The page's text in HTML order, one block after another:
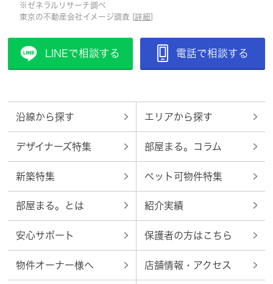
※ゼネラルリサーチ調べ
東京の不動産会社イメージ調査 [詳細]
LINEで相談する 電話で相談する
沿線から探す エリアから探す
デザイナーズ特集 部屋まる。コラム
新築特集 ペット可物件特集
部屋まる。とは 紹介実績
安心サポート 保護者の方はこちら
物件オーナー様へ 店舗情報・アクセス